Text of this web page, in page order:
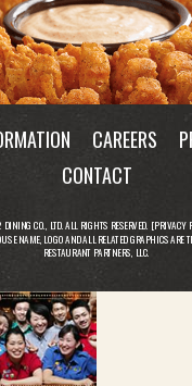
CAREERS
CONTACT
CO., LTD. ALL RIGHTS RESERVED. [PRIVACY
NAME, LOGO AND ALL RELATED GRAPHICS ARE
RESTAURANT PARTNERS, LLC.